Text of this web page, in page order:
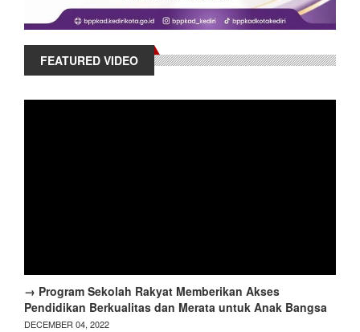
FEATURED VIDEO
→ Program Sekolah Rakyat Memberikan Akses
Pendidikan Berkualitas dan Merata untuk Anak Bangsa
DECEMBER 04, 2022